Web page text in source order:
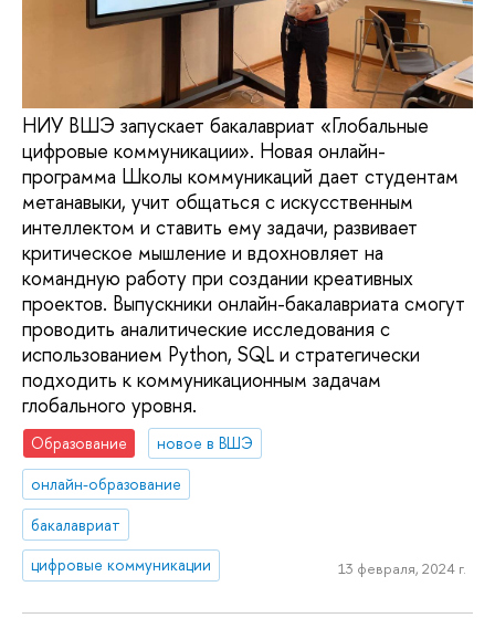
НИУ ВШЭ запускает бакалавриат «Глобальные
цифровые коммуникации». Новая онлайн-
программа Школы коммуникаций дает студентам
метанавыки, учит общаться с искусственным
интеллектом и ставить ему задачи, развивает
критическое мышление и вдохновляет на
командную работу при создании креативных
проектов. Выпускники онлайн-бакалавриата смогут
проводить аналитические исследования с
использованием Python, SQL и стратегически
подходить к коммуникационным задачам
глобального уровня.
Образование
новое в ВШЭ
онлайн-образование
бакалавриат
цифровые коммуникации
13 февраля, 2024 г.